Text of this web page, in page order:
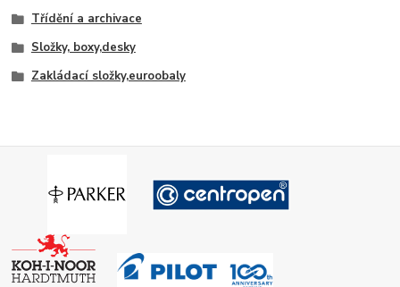
Třídění a archivace
Složky, boxy,desky
Zakládací složky,euroobaly